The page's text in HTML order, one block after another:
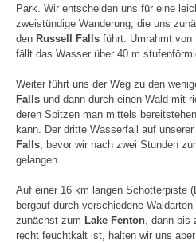
Park. Wir entscheiden uns für eine
zweistündige Wanderung, die uns
den Russell Falls führt. Umrahmt von
fällt das Wasser über 40 m
Weiter führt uns der Weg zu den
Falls und dann durch einen Wald mit
deren Spitzen man mittels
kann. Der dritte Wasserfall auf
Falls , bevor wir nach zwei Stunden
gelangen.
Auf einer 16 km langen Schotterpiste
bergauf durch verschiedene
zunächst zum Lake Fenton , dann bis
recht feuchtkalt ist, halten wir uns